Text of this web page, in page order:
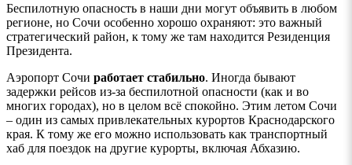
Беспилотную опасность в наши дни могут объявить в любом
регионе, но Сочи особенно хорошо охраняют: это важный
стратегический район, к тому же там находится Резиденция
Президента.
Аэропорт Сочи работает стабильно. Иногда бывают
задержки рейсов из-за беспилотной опасности (как и во
многих городах), но в целом всё спокойно. Этим летом Сочи
– один из самых привлекательных курортов Краснодарского
края. К тому же его можно использовать как транспортный
хаб для поездок на другие курорты, включая Абхазию.